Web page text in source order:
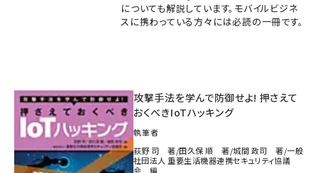
についても解説しています。モバイルビジネ
スに携わっている方々には必読の一冊です。
攻撃手法を学んで防御せよ! 押さえて
おくべきIoTハッキング
執筆者
荻野 司 著/田久保 順 著/城間 政司 著/一般
社団法人 重要生活機器連携セキュリティ協議
会 編